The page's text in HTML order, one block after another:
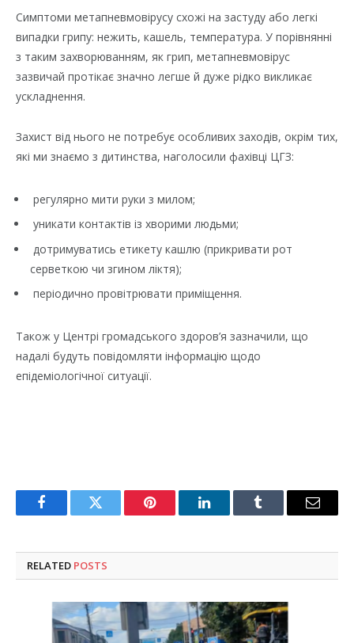
Симптоми метапневмовірусу схожі на застуду або легкі
випадки грипу: нежить, кашель, температура. У порівнянні
з таким захворюванням, як грип, метапневмовірус
зазвичай протікає значно легше й дуже рідко викликає
ускладнення.
Захист від нього не потребує особливих заходів, окрім тих,
які ми знаємо з дитинства, наголосили фахівці ЦГЗ:
регулярно мити руки з милом;
уникати контактів із хворими людьми;
дотримуватись етикету кашлю (прикривати рот
серветкою чи згином ліктя);
періодично провітрювати приміщення.
Також у Центрі громадського здоров’я зазначили, що
надалі будуть повідомляти інформацію щодо
епідеміологічної ситуації.
FacebookTwitter Pinterest LinkedInTumblr Email
RELATED POSTS